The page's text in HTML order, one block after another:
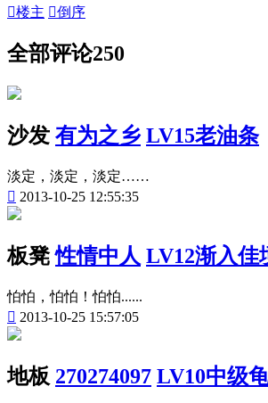
楼主 倒序
全部评论250
沙发 有为之乡 LV15老油条
淡定，淡定，淡定……
 2013-10-25 12:55:35
板凳 性情中人 LV12渐入佳
怕怕，怕怕！怕怕......
 2013-10-25 15:57:05
地板 270274097 LV10中级